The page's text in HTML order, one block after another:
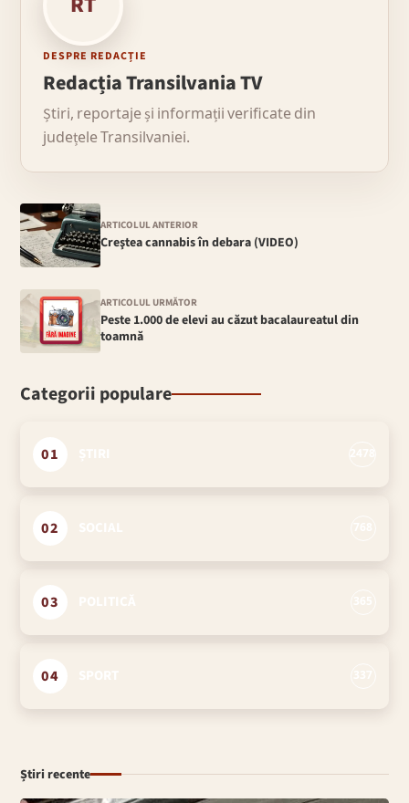
DESPRE REDACȚIE
Redacția Transilvania TV
Știri, reportaje și informații verificate din
județele Transilvaniei.
ARTICOLUL ANTERIOR
Creştea cannabis în debara (VIDEO)
ARTICOLUL URMĂTOR
Peste 1.000 de elevi au căzut bacalaureatul din
toamnă
Categorii populare
01
02
03
04
Știri recente